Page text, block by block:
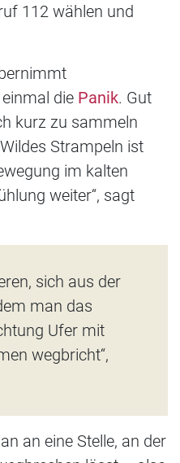
112 wählen und
die Panik. Gut
kurz zu sammeln
Strampeln ist
im kalten
weiter“, sagt
sich aus der
man das
Ufer mit
wegbricht“,
an eine Stelle, an der